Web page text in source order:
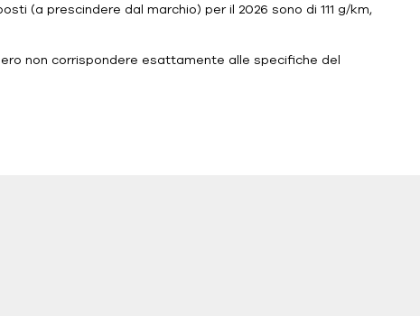
(a prescindere dal marchio) per il 2026 sono di 111 g/km,
non corrispondere esattamente alle specifiche del